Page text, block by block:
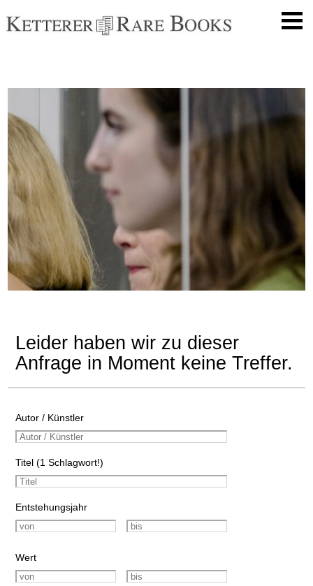
Leider haben wir zu dieser
Anfrage in Moment keine Treffer.
Autor / Künstler
Titel (1 Schlagwort!)
Entstehungsjahr
Wert